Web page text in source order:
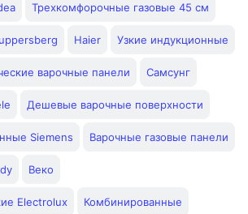
Трехкомфорочные газовые 45 см
Haier Узкие индукционные
варочные панели Самсунг
Дешевые варочные поверхности
Siemens Варочные газовые панели
Веко
Electrolux Комбинированные